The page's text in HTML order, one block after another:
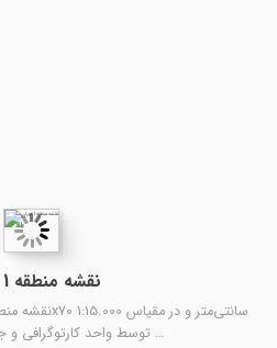
نقشه منطقه 1 تهران
توسط واحد کارتوگرافی و جغرافیایی انتشارات …